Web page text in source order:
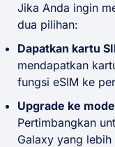
Jika Anda ingin
dua pilihan:
Dapatkan kartu
mendapatkan
fungsi eSIM ke
Upgrade ke
Pertimbangkan
Galaxy yang